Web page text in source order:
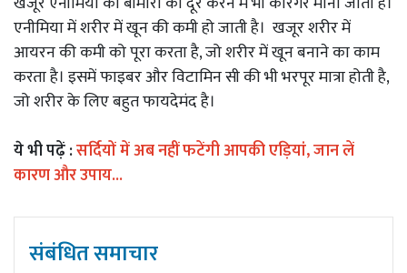
एनीमिया में शरीर में खून की कमी हो जाती है। खजूर शरीर में
आयरन की कमी को पूरा करता है, जो शरीर में खून बनाने का काम
करता है। इसमें फाइबर और विटामिन सी की भी भरपूर मात्रा होती है,
जो शरीर के लिए बहुत फायदेमंद है।
ये भी पढ़ें :सर्दियों में अब नहीं फटेंगी आपकी एड़ियां, जान लें
कारण और उपाय...
संबंधित समाचार